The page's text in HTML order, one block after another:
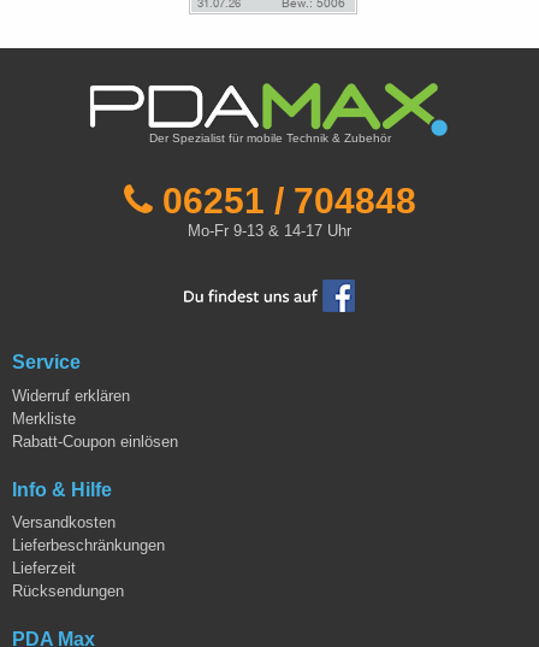
Der Spezialist für mobile Technik & Zubehör
06251 / 704848
Mo-Fr 9-13 & 14-17 Uhr
Service
Widerruf erklären
Merkliste
Rabatt-Coupon einlösen
Info & Hilfe
Versandkosten
Lieferbeschränkungen
Lieferzeit
Rücksendungen
PDA Max